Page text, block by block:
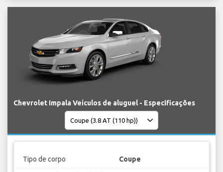
Chevrolet Impala Veículos de aluguel - Especificações
Tipo de corpo Coupe